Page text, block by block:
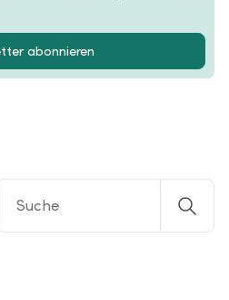
abonnieren